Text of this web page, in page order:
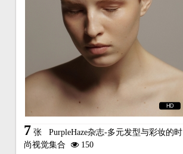
HD
7 张PurpleHaze杂志-多元发型与彩妆的时
尚视觉集合
150